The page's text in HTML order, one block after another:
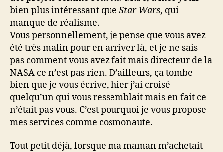
bien plus intéressant que Star Wars, qui
manque de réalisme.
Vous personnellement, je pense que vous avez
été très malin pour en arriver là, et je ne sais
pas comment vous avez fait mais directeur de la
NASA ce n’est pas rien. D’ailleurs, ça tombe
bien que je vous écrive, hier j’ai croisé
quelqu’un qui vous ressemblait mais en fait ce
n’était pas vous. C’est pourquoi je vous propose
mes services comme cosmonaute.
Tout petit déjà, lorsque ma maman m’achetait